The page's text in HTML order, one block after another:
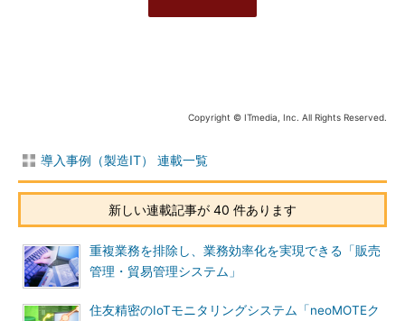
Copyright © ITmedia, Inc. All Rights Reserved.
導入事例（製造IT） 連載一覧
新しい連載記事が 40 件あります
重複業務を排除し、業務効率化を実現できる「販売
管理・貿易管理システム」
住友精密のIoTモニタリングシステム「neoMOTEク